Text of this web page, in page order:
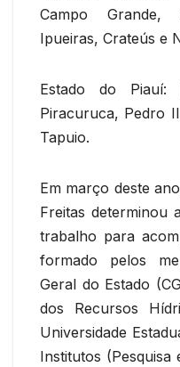
Campo Grande,
Ipueiras, Crateús e
Estado do Piauí:
Piracuruca, Pedro
Tapuio.
Em março deste
Freitas determinou
trabalho para
formado pelos
Geral do Estado
dos Recursos
Universidade
Institutos (Pesquisa